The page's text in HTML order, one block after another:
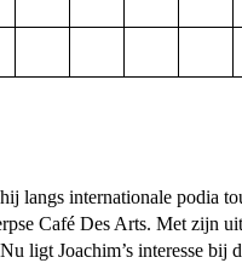
langs internationale podia
Café Des Arts. Met zijn
ligt Joachim’s interesse bij